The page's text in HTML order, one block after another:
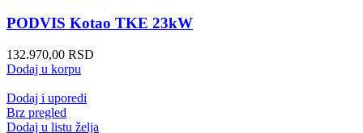
PODVIS Kotao TKE 23kW
132.970,00 RSD
Dodaj u korpu
Dodaj i uporedi
Brz pregled
Dodaj u listu želja